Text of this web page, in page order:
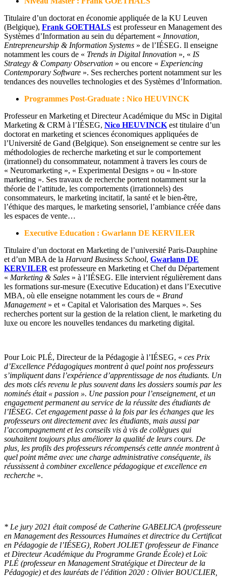
Titulaire d’un doctorat en économie appliquée de la KU Leuven
(Belgique), Frank GOETHALS est professeur en Management des
Systèmes d’Information au sein du département « Innovation,
Entrepreneurship & Information Systems » de l’IÉSEG. Il enseigne
notamment les cours de « Trends in Digital Innovation », « IS
Strategy & Company Observation » ou encore « Experiencing
Contemporary Software ». Ses recherches portent notamment sur les
tendances des nouvelles technologies et des Systèmes d’Information.
Programmes Post-Graduate : Nico HEUVINCK
Professeur en Marketing et Directeur Académique du MSc in Digital
Marketing & CRM à l’IÉSEG, Nico HEUVINCK est titulaire d’un
doctorat en marketing et sciences économiques appliquées de
l’Université de Gand (Belgique). Son enseignement se centre sur les
méthodologies de recherche marketing et sur le comportement
(irrationnel) du consommateur, notamment à travers les cours de
« Neuromarketing », « Experimental Designs » ou « In-store
marketing ». Ses travaux de recherche portent notamment sur la
théorie de l’attitude, les comportements (irrationnels) des
consommateurs, le marketing incitatif, la santé et le bien-être,
l’éthique des marques, le marketing sensoriel, l’ambiance créée dans
les espaces de vente…
Executive Education : Gwarlann DE KERVILER
Titulaire d’un doctorat en Marketing de l’université Paris-Dauphine
et d’un MBA de la Harvard Business School, Gwarlann DE
KERVILER est professeure en Marketing et Chef du Département
« Marketing & Sales » à l’IÉSEG. Elle intervient régulièrement dans
les formations sur-mesure (Executive Education) et dans l’Executive
MBA, où elle enseigne notamment les cours de « Brand
Management» et « Capital et Valorisation des Marques ». Ses
recherches portent sur la gestion de la relation client, le marketing du
luxe ou encore les nouvelles tendances du marketing digital.
Pour Loic PLÉ, Directeur de la Pédagogie à l’IÉSEG, « ces Prix
d’Excellence Pédagogiques montrent à quel point nos professeurs
s’impliquent dans l’expérience d’apprentissage de nos étudiants. Un
des mots clés revenu le plus souvent dans les dossiers soumis par les
nominés était « passion ». Une passion pour l’enseignement, et un
engagement permanent au service de la réussite des étudiants de
l’IÉSEG. Cet engagement passe à la fois par les échanges que les
professeurs ont directement avec les étudiants, mais aussi par
l’accompagnement et les conseils vis à vis de collègues qui
souhaitent toujours plus améliorer la qualité de leurs cours. De
plus, les profils des professeurs récompensés cette année montrent à
quel point même avec une charge administrative conséquente, ils
réussissent à combiner excellence pédagogique et excellence en
recherche ».
* Le jury 2021 était composé de Catherine GABELICA (professeure
en Management des Ressources Humaines et directrice du Certificat
en Pédagogie de l’IÉSEG), Robert JOLIET (professeur de Finance
et Directeur Académique du Programme Grande École) et Loïc
PLÉ (professeur en Management Stratégique et Directeur de la
Pédagogie) et des lauréats de l’édition 2020 : Olivier BOUCLIER,